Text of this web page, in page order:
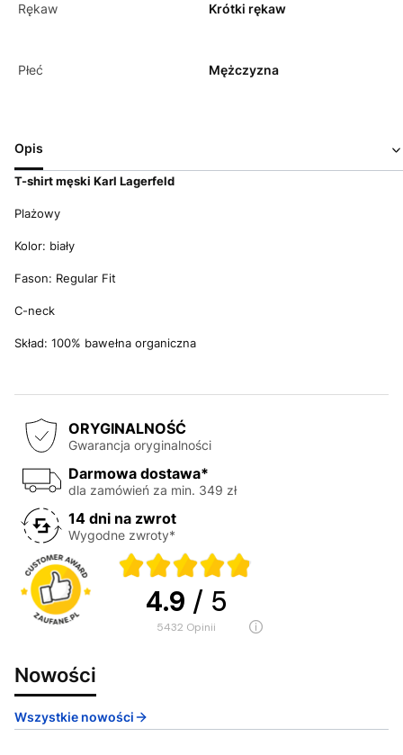
Rękaw Krótki rękaw
Płeć Mężczyzna
Opis
T-shirt męski Karl Lagerfeld
Plażowy
Kolor: biały
Fason: Regular Fit
C-neck
Skład: 100% bawełna organiczna
ORYGINALNOŚĆ
Gwarancja oryginalności
Darmowa dostawa*
dla zamówień za min. 349 zł
14 dni na zwrot
Wygodne zwroty*
4.9 / 5
5432 opinii
Nowości
Wszystkie nowości